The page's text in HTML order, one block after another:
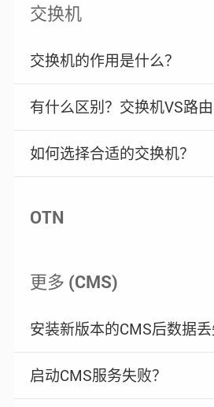
交换机
交换机的作用是什么？
有什么区别？交换机VS路
如何选择合适的交换机？
OTN
更多 (CMS)
安装新版本的CMS后数据丢
启动CMS服务失败？